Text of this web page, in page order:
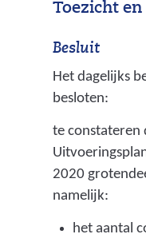
Toezicht
Besluit
Het dagelijks
besloten:
te constateren
2020
namelijk:
het aantal